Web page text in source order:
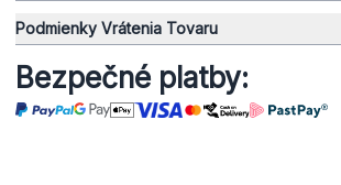
Podmienky Vrátenia Tovaru
Bezpečné platby: